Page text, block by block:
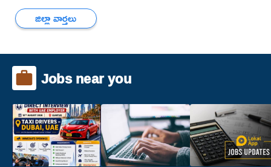
జిల్లా వార్తలు
Jobs near you